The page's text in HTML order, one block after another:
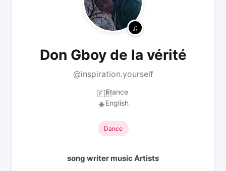
Don Gboy de la vérité
@inspiration.yourself
🇫🇷France
🌐 English
Dance
song writer music Artists